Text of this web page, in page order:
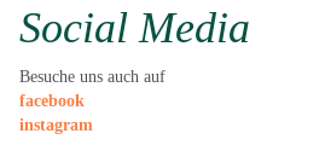
Social Media
Besuche uns auch auf
facebook
instagram